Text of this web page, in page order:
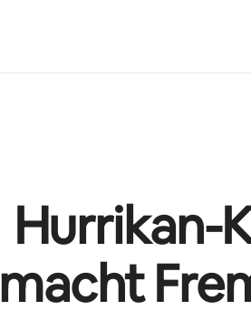
Hurrikan-
macht